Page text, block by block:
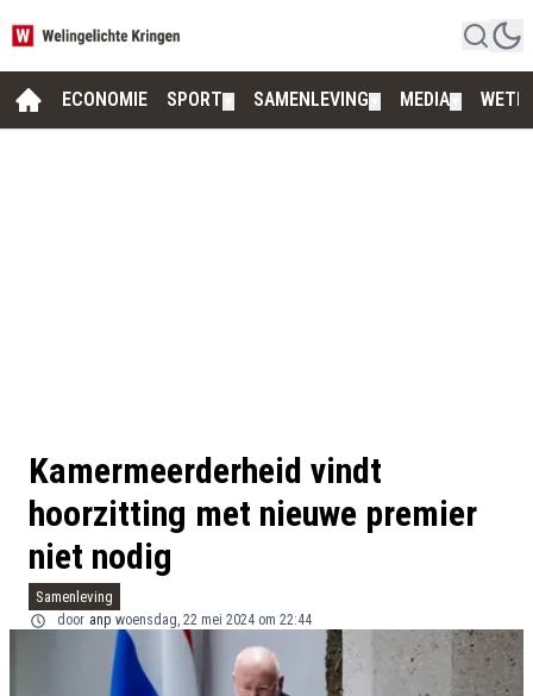
ECONOMIE SPORT SAMENLEVING MEDIA
Kamermeerderheid vindt
hoorzitting met nieuwe premier
niet nodig
Samenleving
door anp woensdag, 22 mei 2024 om 22:44